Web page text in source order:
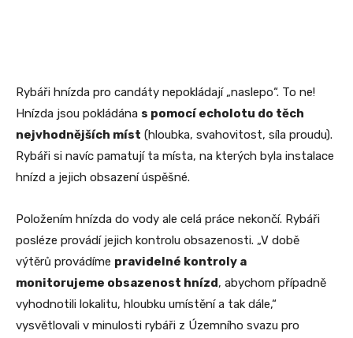
Rybáři hnízda pro candáty nepokládají „naslepo“. To ne!
Hnízda jsou pokládána s pomocí echolotu do těch
nejvhodnějších míst (hloubka, svahovitost, síla proudu).
Rybáři si navíc pamatují ta místa, na kterých byla instalace
hnízd a jejich obsazení úspěšné.
Položením hnízda do vody ale celá práce nekončí. Rybáři
posléze provádí jejich kontrolu obsazenosti. „V době
výtěrů provádíme pravidelné kontroly a
monitorujeme obsazenost hnízd, abychom případně
vyhodnotili lokalitu, hloubku umístění a tak dále,“
vysvětlovali v minulosti rybáři z Územního svazu pro